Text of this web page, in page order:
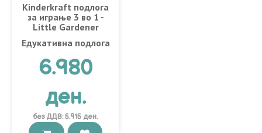
Kinderkraft подлога
за играње 3 во 1 -
Little Gardener
Едукативна подлога
6.980
ден.
без ДДВ: 5.915 ден.